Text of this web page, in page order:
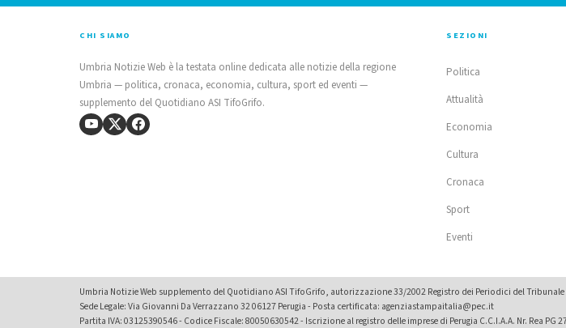
CHI SIAMO
Umbria Notizie Web è la testata online dedicata alle notizie della regione
Umbria — politica, cronaca, economia, cultura, sport ed eventi —
supplemento del Quotidiano ASI TifoGrifo.
SEZIONI
Politica
Attualità
Economia
Cultura
Cronaca
Sport
Eventi
Umbria Notizie Web supplemento del Quotidiano ASI TifoGrifo, autorizzazione 33/2002 Registro dei Periodici del
Sede Legale: Via Giovanni Da Verrazzano 32 06127 Perugia - Posta certificata: agenziastampaitalia@pec.it
Partita IVA: 03125390546 - Codice Fiscale: 80050630542 - Iscrizione al registro delle imprese di Perugia C.C.I.A.A. Nr. Rea PG